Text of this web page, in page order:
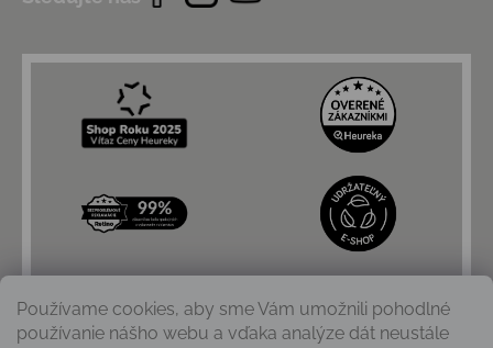
Používame cookies, aby sme Vám umožnili pohodlné
používanie nášho webu a vďaka analýze dát neustále